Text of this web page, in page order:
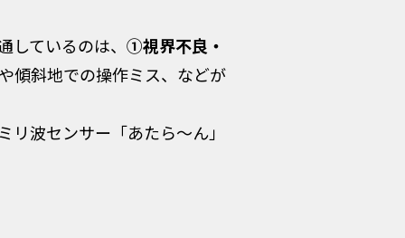
ているのは、 ①視界不良・
斜地での操作ミス、などが
波センサー「あたら～ん」